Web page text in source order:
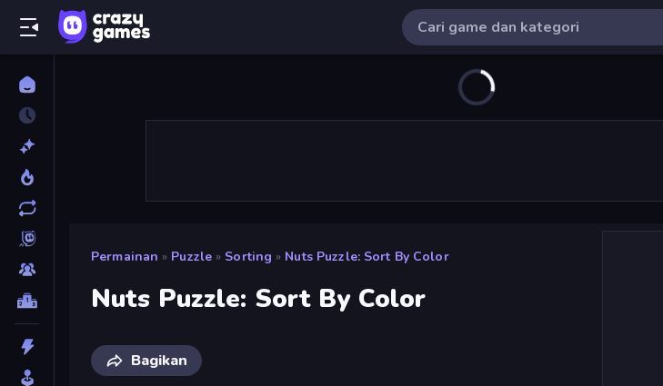
Permainan » Puzzle » Sorting » Nuts Puzzle: Sort By Color
Nuts Puzzle: Sort By Color
Bagikan